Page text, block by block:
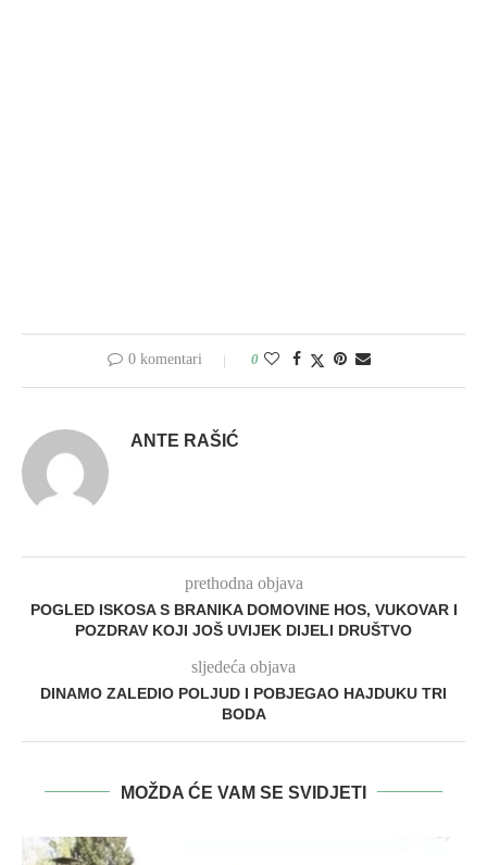
0 komentari 0
ANTE RAŠIĆ
prethodna objava
POGLED ISKOSA S BRANIKA DOMOVINE HOS, VUKOVAR I
POZDRAV KOJI JOŠ UVIJEK DIJELI DRUŠTVO
sljedeća objava
DINAMO ZALEDIO POLJUD I POBJEGAO HAJDUKU TRI
BODA
MOŽDA ĆE VAM SE SVIDJETI